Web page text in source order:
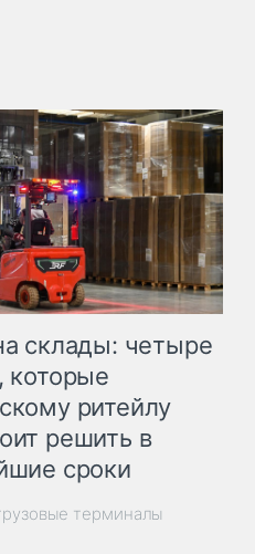
склады: четыре
которые
ритейлу
решить в
сроки
терминалы